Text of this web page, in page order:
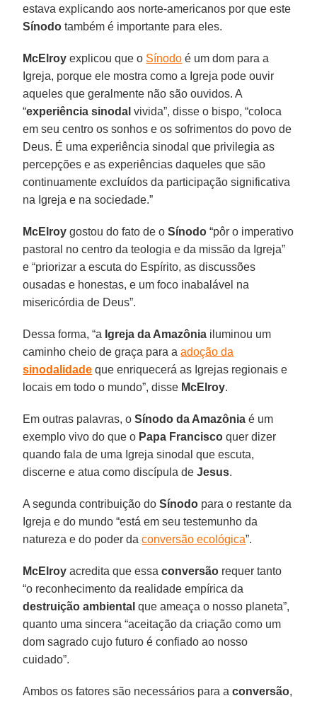
estava explicando aos norte-americanos por que este
Sínodo também é importante para eles.
McElroy explicou que o Sínodo é um dom para a
Igreja, porque ele mostra como a Igreja pode ouvir
aqueles que geralmente não são ouvidos. A
“experiência sinodal vivida”, disse o bispo, “coloca
em seu centro os sonhos e os sofrimentos do povo de
Deus. É uma experiência sinodal que privilegia as
percepções e as experiências daqueles que são
continuamente excluídos da participação significativa
na Igreja e na sociedade.”
McElroy gostou do fato de oSínodo “pôr o imperativo
pastoral no centro da teologia e da missão da Igreja”
e “priorizar a escuta do Espírito, as discussões
ousadas e honestas, e um foco inabalável na
misericórdia de Deus”.
Dessa forma, “a Igreja da Amazônia iluminou um
caminho cheio de graça para aadoção da
sinodalidade que enriquecerá as Igrejas regionais e
locais em todo o mundo”, disse McElroy.
Em outras palavras, oSínodo da Amazônia é um
exemplo vivo do que o Papa Francisco quer dizer
quando fala de uma Igreja sinodal que escuta,
discerne e atua como discípula deJesus.
A segunda contribuição doSínodo para o restante da
Igreja e do mundo “está em seu testemunho da
natureza e do poder daconversão ecológica”.
McElroy acredita que essaconversão requer tanto
“o reconhecimento da realidade empírica da
destruição ambiental que ameaça o nosso planeta”,
quanto uma sincera “aceitação da criação como um
dom sagrado cujo futuro é confiado ao nosso
cuidado”.
Ambos os fatores são necessários para aconversão,